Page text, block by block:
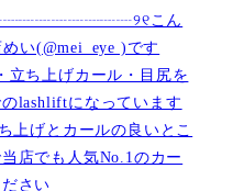
こん
い(@mei_eye )です︎︎
ち上げカール・目尻を
lashliftになっています
上げとカールの良いとこ
店でも人気No.1のカー
さい️